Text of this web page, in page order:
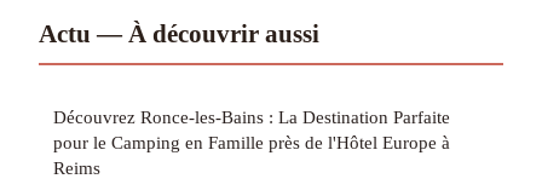
Actu — À découvrir aussi
Découvrez Ronce-les-Bains : La Destination Parfaite
pour le Camping en Famille près de l'Hôtel Europe à
Reims